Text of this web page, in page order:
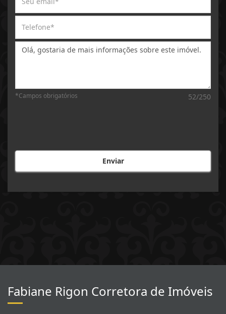
Mensagem:
52/250
*Campos obrigatórios
Enviar
Fabiane Rigon Corretora de Imóveis